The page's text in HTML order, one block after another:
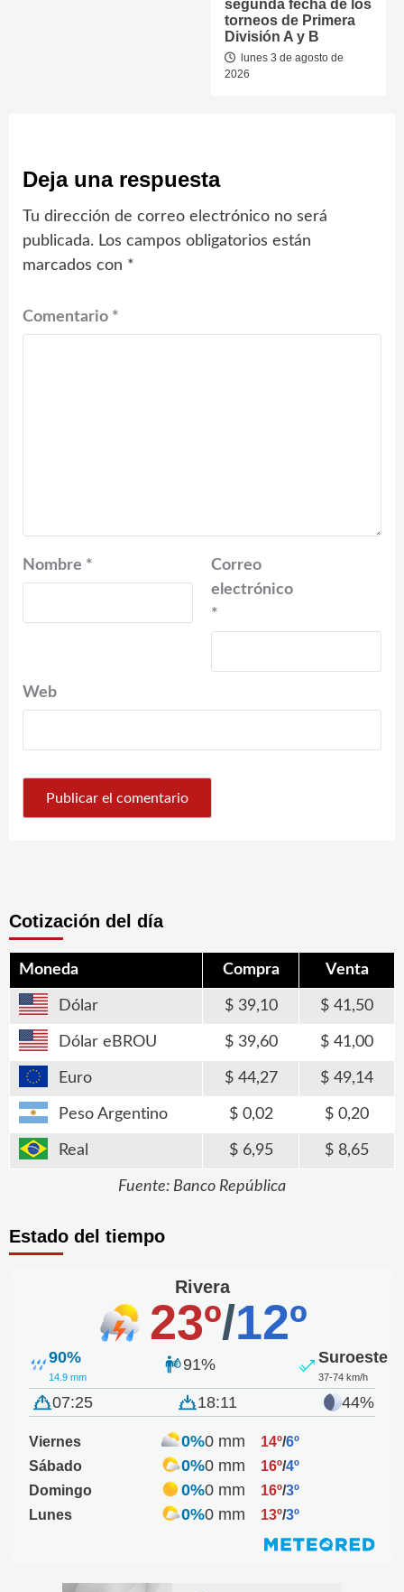
segunda fecha de los
torneos de Primera
División A y B
lunes 3 de agosto de
2026
Deja una respuesta
Tu dirección de correo electrónico no será
publicada. Los campos obligatorios están
marcados con *
Comentario *
Nombre *
Correo
electrónico
*
Web
Cotización del día
Moneda Compra Venta
Dólar 39,10 41,50
Dólar eBROU 39,60 41,00
Euro 44,27 49,14
Peso Argentino 0,02 0,20
Real 6,95 8,65
Fuente: Banco República
Estado del tiempo
Rivera
23º/12º
90%
14.9 mm
91% Suroeste
37-74 km/h
07:25 18:11 44%
Viernes 0%0 mm 14º/6º
Sábado
0%0 mm 16º/4º
Domingo
0%0 mm 16º/3º
Lunes
0%0 mm 13º/3º